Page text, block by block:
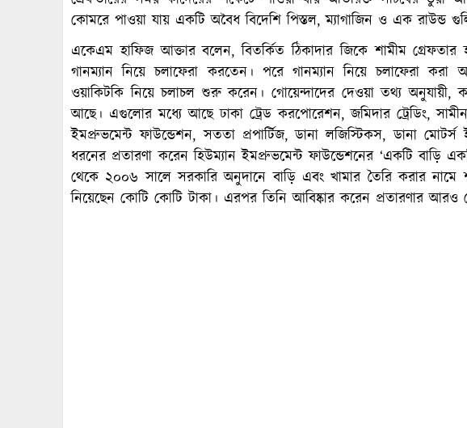
কোমরে পাওয়া যায় একটি অবৈধ বিদেশি পিস্তল, ম্যাগাজিন ও এক রাউন্ড
একেএম হাফিজ আক্তার বলেন, বিতর্কিত ঠিকাদার জিকে শামীম
গানম্যান নিয়ে চলাফেরা করতেন। পরে গানম্যান নিয়ে চলাফেরা করা
ওয়াকিটকি নিয়ে চলাচল শুরু করেন। গোয়েন্দাদের দেওয়া তথ্য অনুযায়ী,
আছে। এগুলোর মধ্যে আছে ঢাকা ট্রেড করপোরেশন, জমিদার ট্রেডিং, সামীন
ইমপ্রুভমেন্ট ফাউন্ডেশন, সততা প্রপার্টিজ, ডানা লজিস্টিকস, ডানা
ধরনের প্রতারণা করেন হিউম্যান ইমপ্রুভমেন্ট ফাউন্ডেশনের ‘একটি বাড়ি
থেকে ২০০৬ সালে সরকারি অনুদানে বাড়ি এবং খামার তৈরি করার
নিয়েছেন কোটি কোটি টাকা। এরপর তিনি আবিষ্কার করেন প্রতারণার আরও